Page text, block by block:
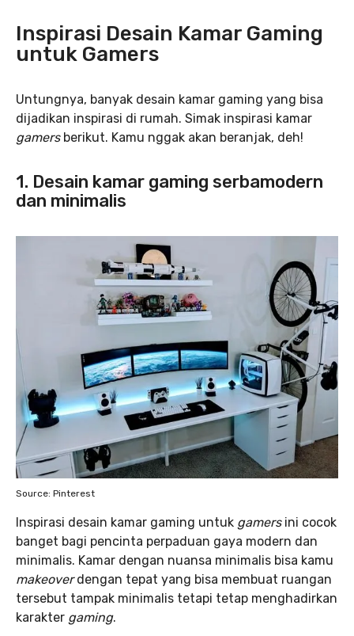
Inspirasi Desain Kamar Gaming
untuk Gamers
Untungnya, banyak desain kamar gaming yang bisa
dijadikan inspirasi di rumah. Simak inspirasi kamar
gamers berikut. Kamu nggak akan beranjak, deh!
1. Desain kamar gaming serbamodern
dan minimalis
Source: Pinterest
Inspirasi desain kamar gaming untuk gamers ini cocok
banget bagi pencinta perpaduan gaya modern dan
minimalis. Kamar dengan nuansa minimalis bisa kamu
makeoverdengan tepat yang bisa membuat ruangan
tersebut tampak minimalis tetapi tetap menghadirkan
karakter gaming.